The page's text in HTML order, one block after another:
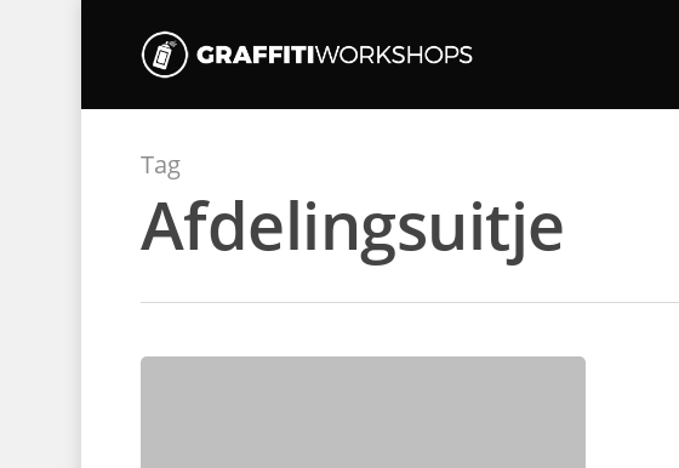
Tag
Afdelingsuitje